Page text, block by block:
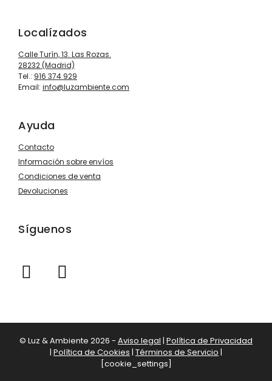
Localízados
Calle Turín, 13. Las Rozas.
28232 (Madrid)
Tel.: 916 374 929
Email: info@luzambiente.com
Ayuda
Contacto
Información sobre envíos
Condiciones de venta
Devoluciones
Síguenos
© Luz & Ambiente 2026 - Aviso legal | Política de Privacidad
| Política de Cookies | Términos de Servicio |
[cookie_settings]